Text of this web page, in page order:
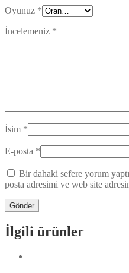
Oyunuz *
İncelemeniz *
İsim *
E-posta *
Bir dahaki sefere yorum
posta adresimi ve web site
İlgili ürünler